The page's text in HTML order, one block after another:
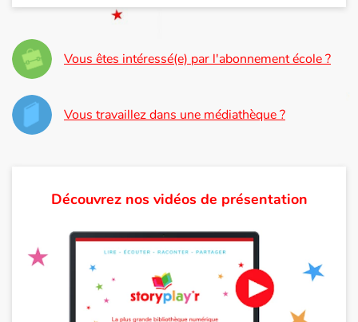
Dyslexie, troubles de la lecture
Nos listes de lecture
Vous êtes intéressé(e) par l'abonnement école ?
Vous travaillez dans une médiathèque ?
Découvrez nos vidéos de présentation